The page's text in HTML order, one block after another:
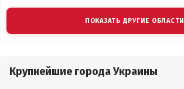
ПОКАЗАТЬ ДРУГИЕ ОБЛАСТИ
Крупнейшие города Украины